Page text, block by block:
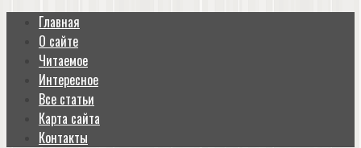
Главная
О сайте
Читаемое
Интересное
Все статьи
Карта сайта
Контакты